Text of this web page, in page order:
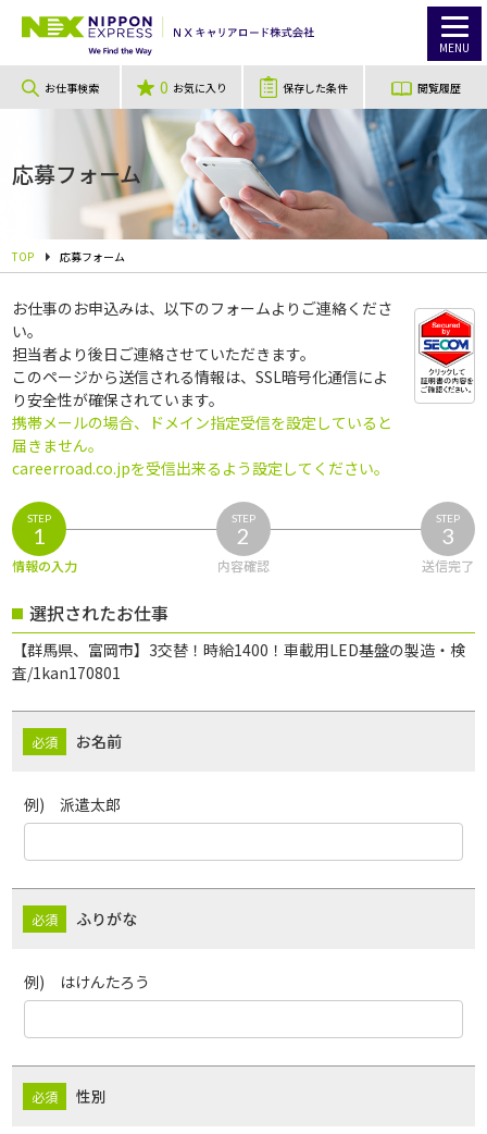
MENU
お仕事検索 0 お気に入り 保存した条件 閲覧履歴
応募フォーム
TOP 応募フォーム
お仕事のお申込みは、以下のフォームよりご連絡くださ
い。
担当者より後日ご連絡させていただきます。
このページから送信される情報は、SSL暗号化通信によ
り安全性が確保されています。
携帯メールの場合、ドメイン指定受信を設定していると
届きません。
careerroad.co.jpを受信出来るよう設定してください。
STEP
1
情報の入力
STEP
2
内容確認
STEP
3
送信完了
選択されたお仕事
【群馬県、富岡市】3交替！時給1400！車載用LED基盤の製造・検
査/1kan170801
お名前
例) 派遣太郎
ふりがな
例) はけんたろう
性別